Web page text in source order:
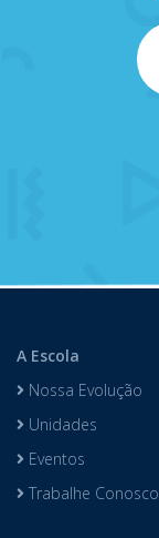
A Escola
Nossa Evolução
Unidades
Eventos
Trabalhe Conosco